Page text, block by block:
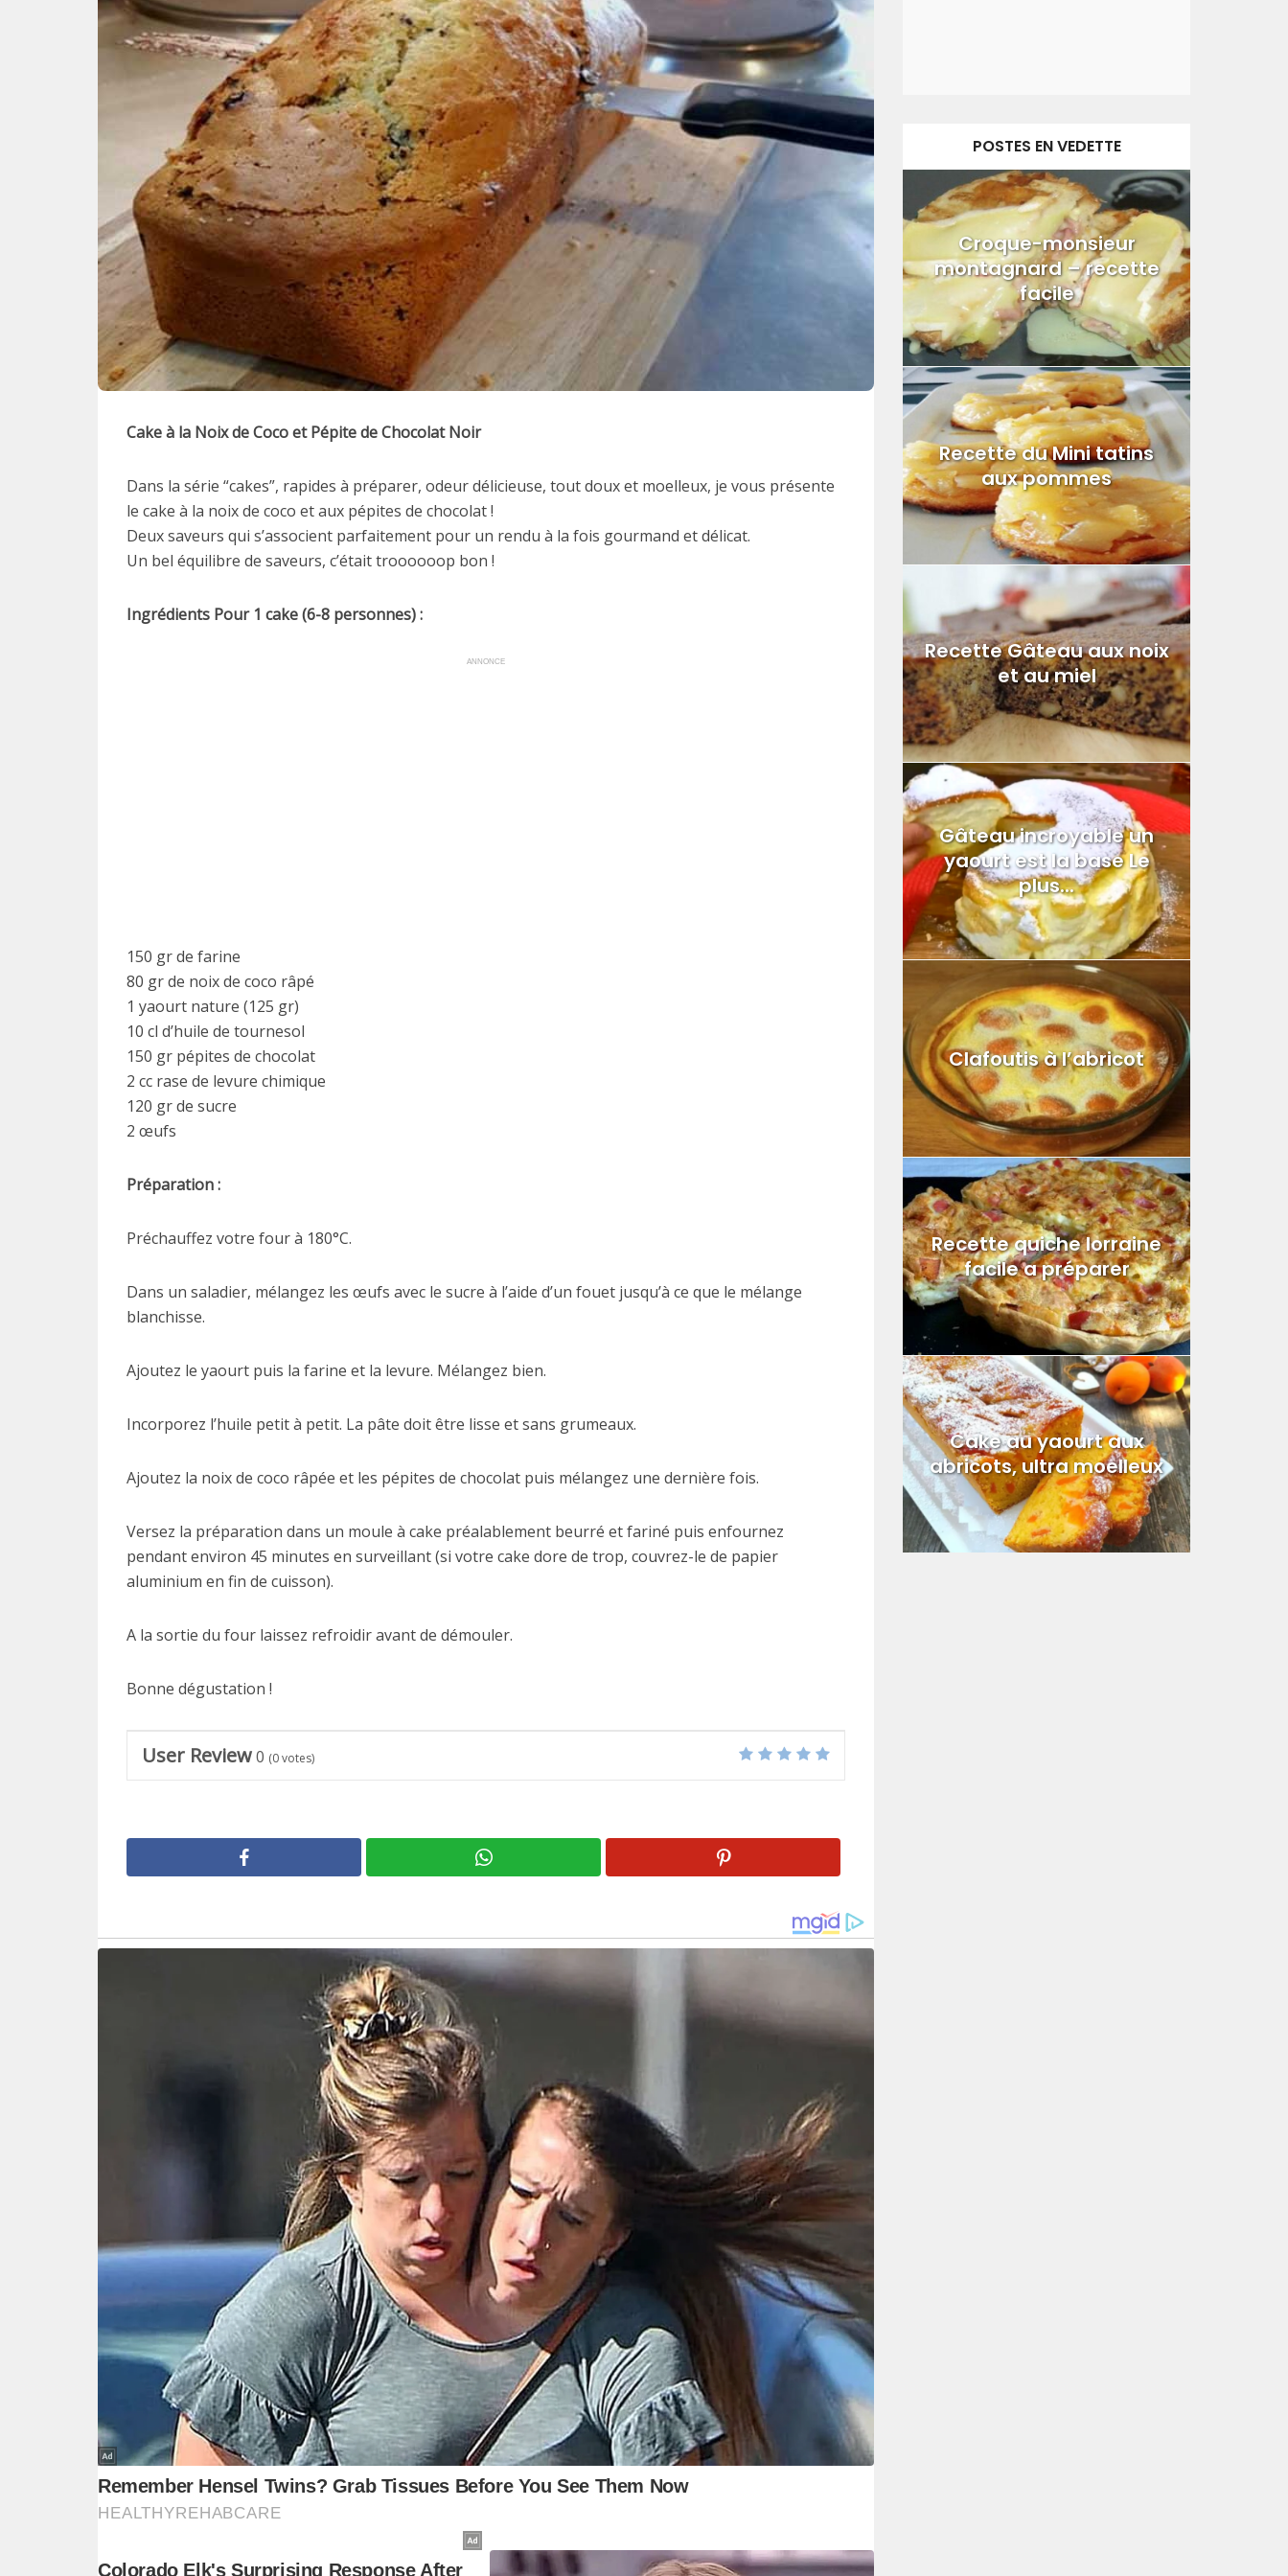
Cake à la Noix de Coco et Pépite de Chocolat Noir
Dans la série “cakes”, rapides à préparer, odeur délicieuse, tout doux et moelleux, je vous présente
le cake à la noix de coco et aux pépites de chocolat !
Deux saveurs qui s’associent parfaitement pour un rendu à la fois gourmand et délicat.
Un bel équilibre de saveurs, c’était troooooop bon !
Ingrédients Pour 1 cake (6-8 personnes) :
ANNONCE
150 gr de farine
80 gr de noix de coco râpé
1 yaourt nature (125 gr)
10 cl d’huile de tournesol
150 gr pépites de chocolat
2 cc rase de levure chimique
120 gr de sucre
2 œufs
Préparation :
Préchauffez votre four à 180°C.
Dans un saladier, mélangez les œufs avec le sucre à l’aide d’un fouet jusqu’à ce que le mélange
blanchisse.
Ajoutez le yaourt puis la farine et la levure. Mélangez bien.
Incorporez l’huile petit à petit. La pâte doit être lisse et sans grumeaux.
Ajoutez la noix de coco râpée et les pépites de chocolat puis mélangez une dernière fois.
Versez la préparation dans un moule à cake préalablement beurré et fariné puis enfournez
pendant environ 45 minutes en surveillant (si votre cake dore de trop, couvrez-le de papier
aluminium en fin de cuisson).
A la sortie du four laissez refroidir avant de démouler.
Bonne dégustation !
User Review0 (0votes)
POSTES EN VEDETTE
Croque-monsieur
montagnard – recette
facile
Recette du Mini tatins
aux pommes
Recette Gâteau aux noix
et au miel
Gâteau incroyable un
yaourt est la base Le
plus...
Clafoutis à l’abricot
Recette quiche lorraine
facile a préparer
Cake au yaourt aux
abricots, ultra moelleux